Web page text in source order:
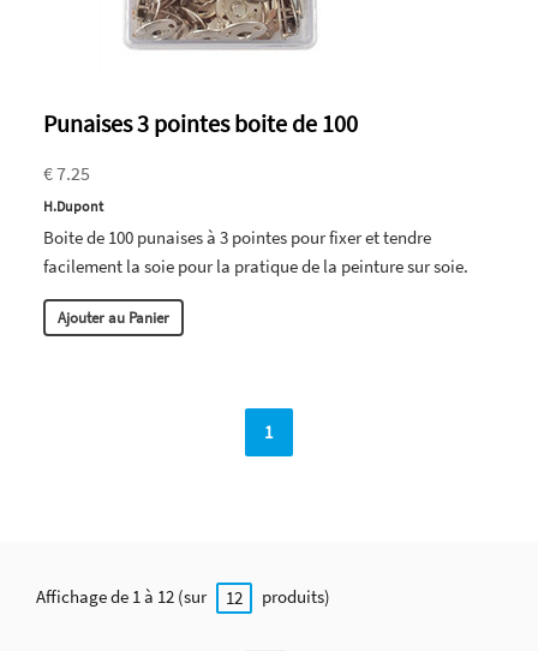
Punaises 3 pointes boite de 100
€ 7.25
H.Dupont
Boite de 100 punaises à 3 pointes pour fixer et tendre
facilement la soie pour la pratique de la peinture sur soie.
Ajouter au Panier
1
Affichage de 1 à 12 (sur 12 produits)